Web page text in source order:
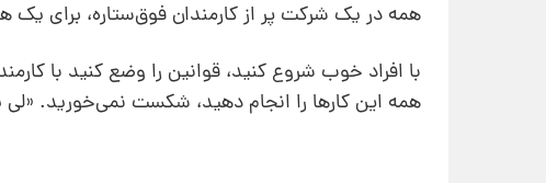
همه در یک شرکت پر از کارمندان فوق‌ستاره، برای
با افراد خوب شروع کنید، قوانین را وضع کنید با
همه‌ این کارها را انجام دهید، شکست نمی‌خورید. «لی